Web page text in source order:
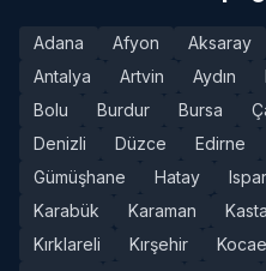
Adana Afyon Aksaray
Antalya
Artvin Aydın
Bolu
Burdur Bursa
Denizli
Düzce Edirne
Gümüşhane
Hatay
Karabük
Karaman
Kırklareli
Kırşehir